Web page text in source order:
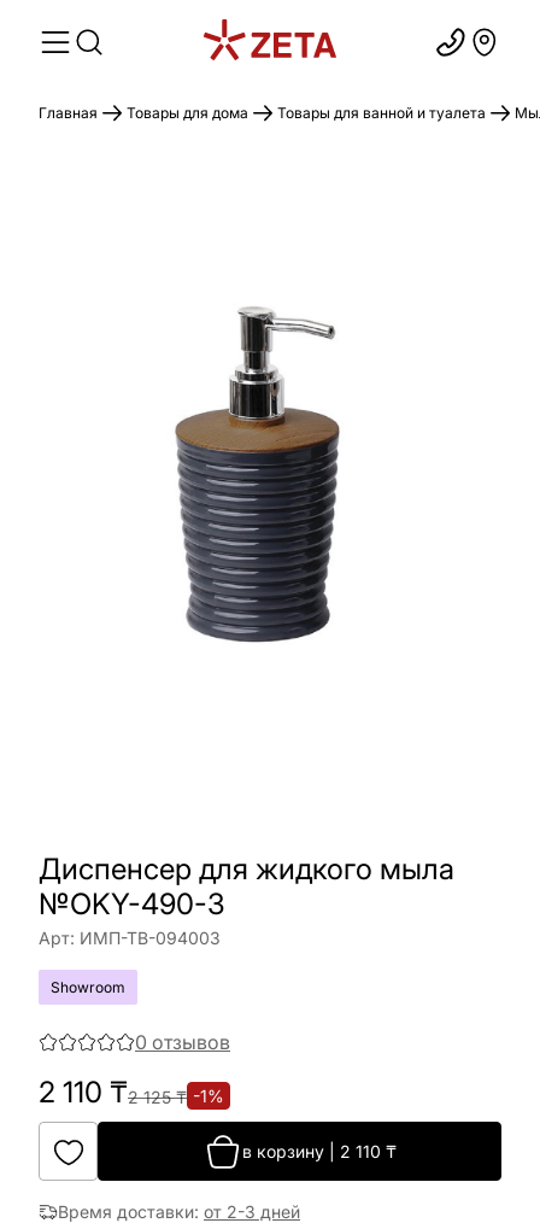
Главная Товары для дома Товары для ванной и туалета
Диспенсер для жидкого мыла
№OKY-490-3
Арт: ИМП-ТВ-094003
Showroom
0 отзывов
2 110 ₸2 125₸ -1%
в корзину| 2 110 ₸
Время доставки: от 2-3 дней